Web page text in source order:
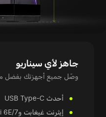
جاهز لأي سيناريو
وصّل جميع أجهزتك بفضل
أحدث USB Type-C
إيثرنت غيغابت وWi-Fi 6E/7 لاتصال مستقر.